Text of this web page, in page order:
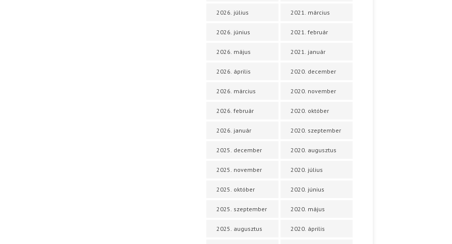
2026. július
2026. június
2026. május
2026. április
2026. március
2026. február
2026. január
2025. december
2025. november
2025. október
2025. szeptember
2025. augusztus
2021. március
2021. február
2021. január
2020. december
2020. november
2020. október
2020. szeptember
2020. augusztus
2020. július
2020. június
2020. május
2020. április